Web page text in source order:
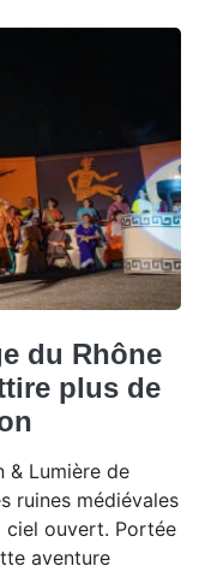
du Rhône
plus de
& Lumière de
ruines médiévales
ciel ouvert. Portée
aventure